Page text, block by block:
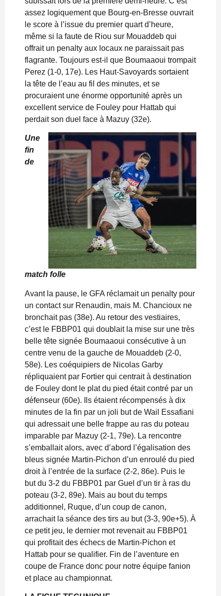
assez logiquement que Bourg-en-Bresse ouvrait
le score à l’issue du premier quart d’heure,
même si la faute de Riou sur Mouaddeb qui
offrait un penalty aux locaux ne paraissait pas
flagrante. Toujours est-il que Boumaaoui trompait
Perez (1-0, 17e). Les Haut-Savoyards sortaient
la tête de l’eau au fil des minutes, et se
procuraient une énorme opportunité après un
excellent service de Fouley pour Hattab qui
perdait son duel face à Mazuy (32e).
Une
fin
de
match folle
Avant la pause, le GFA réclamait un penalty pour
un contact sur Renaudin, mais M. Chancioux ne
bronchait pas (38e). Au retour des vestiaires,
c’est le FBBP01 qui doublait la mise sur une très
belle tête signée Boumaaoui consécutive à un
centre venu de la gauche de Mouaddeb (2-0,
58e). Les coéquipiers de Nicolas Garby
répliquaient par Fortier qui centrait à destination
de Fouley dont le plat du pied était contré par un
défenseur (60e). Ils étaient récompensés à dix
minutes de la fin par un joli but de Wail Essafiani
qui adressait une belle frappe au ras du poteau
imparable par Mazuy (2-1, 79e). La rencontre
s’emballait alors, avec d’abord l’égalisation des
bleus signée Martin-Pichon d’un enroulé du pied
droit à l’entrée de la surface (2-2, 86e). Puis le
but du 3-2 du FBBP01 par Guel d’un tir à ras du
poteau (3-2, 89e). Mais au bout du temps
additionnel, Ruque, d’un coup de canon,
arrachait la séance des tirs au but (3-3, 90e+5). À
ce petit jeu, le dernier mot revenait au FBBP01
qui profitait des échecs de Martin-Pichon et
Hattab pour se qualifier. Fin de l’aventure en
coupe de France donc pour notre équipe fanion
et place au championnat.